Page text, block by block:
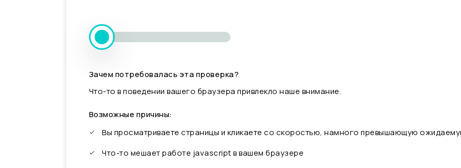
Зачем потребовалась эта проверка?
Что-то в поведении вашего браузера привлекло наше внимание.
Возможные причины:
Вы просматриваете страницы и кликаете со скоростью, намного превышающую
Что-то мешает работе javascript в вашем браузере